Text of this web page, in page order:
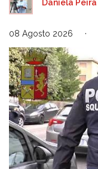
Daniela Peira
08 Agosto 2026